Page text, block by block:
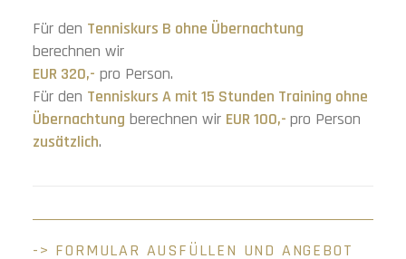
Für den Tenniskurs B ohne Übernachtung
berechnen wir
EUR 320,- pro Person.
Für den Tenniskurs A mit 15 Stunden Training ohne
Übernachtung berechnen wir EUR 100,- pro Person
zusätzlich.
-> FORMULAR AUSFÜLLEN UND ANGEBOT